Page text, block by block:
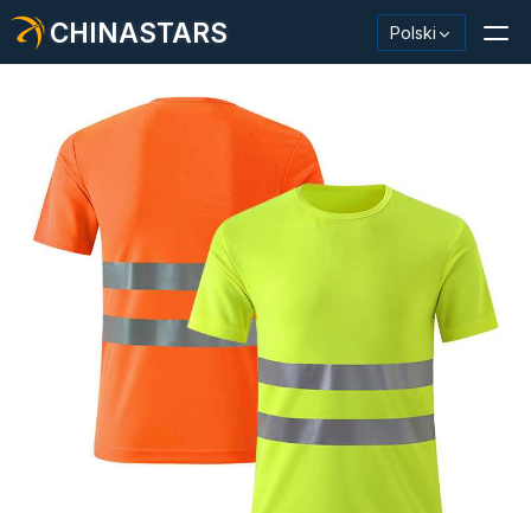
CHINASTARS Polski
Materiał odblaskowy/taśma
Modna tkanina odblaskowa
Odzież ochronna
Materiał świecący w ciemności
Przemysłowe mycie wykończeniowe
Informacje o CHINASTARS